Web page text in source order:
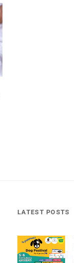
LATEST POSTS